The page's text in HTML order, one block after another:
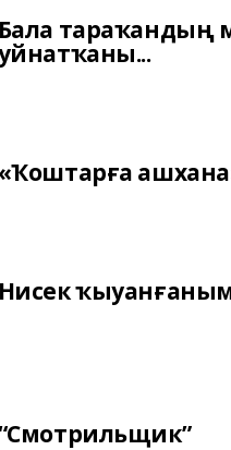
Бала
«Ҡоштарға
Нисек